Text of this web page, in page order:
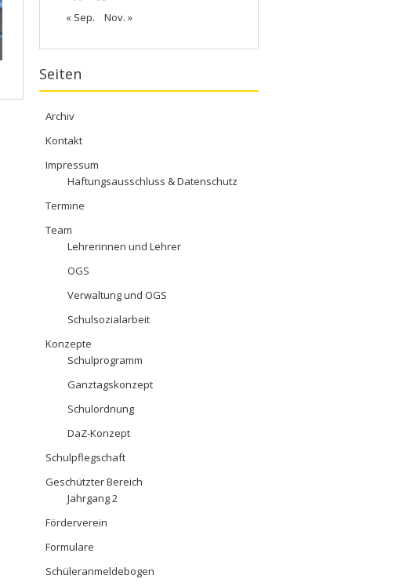
« Sep. Nov. »
Seiten
Archiv
Kontakt
Impressum
Haftungsausschluss & Datenschutz
Termine
Team
Lehrerinnen und Lehrer
OGS
Verwaltung und OGS
Schulsozialarbeit
Konzepte
Schulprogramm
Ganztagskonzept
Schulordnung
DaZ-Konzept
Schulpflegschaft
Geschützter Bereich
Jahrgang 2
Förderverein
Formulare
Schüleranmeldebogen